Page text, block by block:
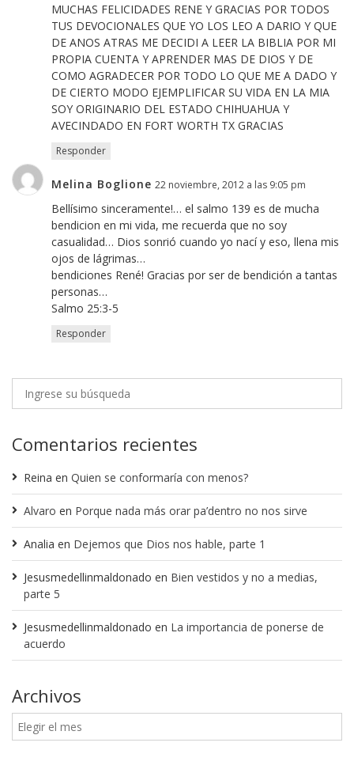
MUCHAS FELICIDADES RENE Y GRACIAS POR TODOS
TUS DEVOCIONALES QUE YO LOS LEO A DARIO Y QUE
DE ANOS ATRAS ME DECIDI A LEER LA BIBLIA POR MI
PROPIA CUENTA Y APRENDER MAS DE DIOS Y DE
COMO AGRADECER POR TODO LO QUE ME A DADO Y
DE CIERTO MODO EJEMPLIFICAR SU VIDA EN LA MIA
SOY ORIGINARIO DEL ESTADO CHIHUAHUA Y
AVECINDADO EN FORT WORTH TX GRACIAS
Responder
Melina Boglione 22 noviembre, 2012 a las 9:05 pm
Bellísimo sinceramente!… el salmo 139 es de mucha
bendicion en mi vida, me recuerda que no soy
casualidad… Dios sonrió cuando yo nací y eso, llena mis
ojos de lágrimas…
bendiciones René! Gracias por ser de bendición a tantas
personas…
Salmo 25:3-5
Responder
Comentarios recientes
Reina en Quien se conformaría con menos?
Alvaro en Porque nada más orar pa’dentro no nos sirve
Analia en Dejemos que Dios nos hable, parte 1
Jesusmedellinmaldonado en Bien vestidos y no a medias,
parte 5
Jesusmedellinmaldonado en La importancia de ponerse de
acuerdo
Archivos